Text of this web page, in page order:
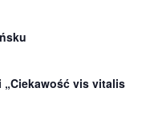
„Ciekawość vis vitalis